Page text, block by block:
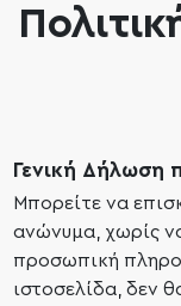
Γενική Δήλωση
Μπορείτε να
ανώνυμα, χωρίς
προσωπική
ιστοσελίδα, δεν